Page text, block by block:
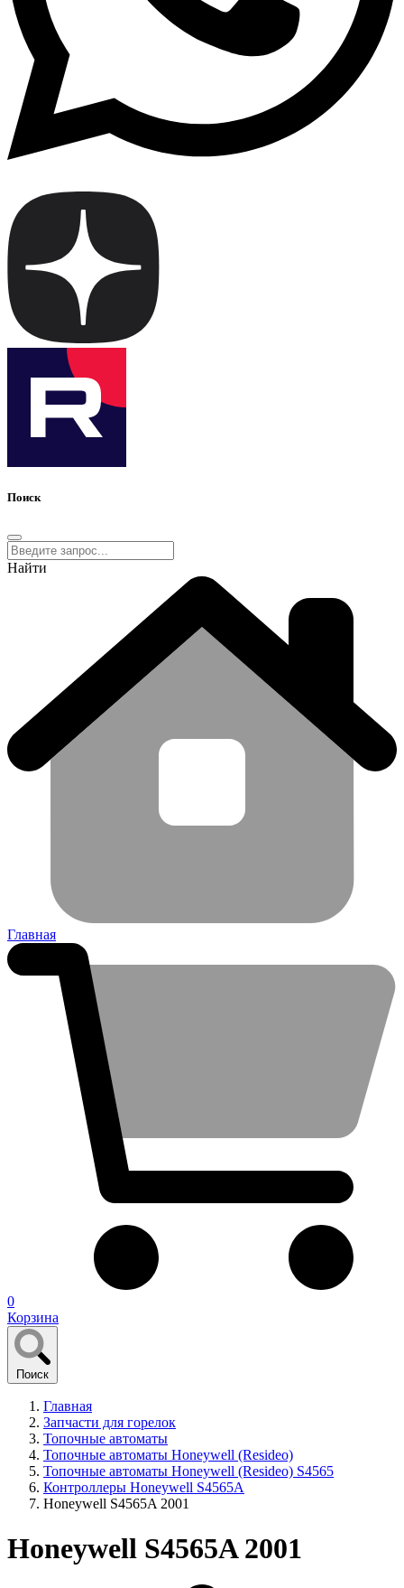
Поиск
Найти
Главная
0
Корзина
Поиск
Главная
Запчасти для горелок
Топочные автоматы
Топочные автоматы Honeywell (Resideo)
Топочные автоматы Honeywell (Resideo) S4565
Контроллеры Honeywell S4565A
Honeywell S4565A 2001
Honeywell S4565A 2001